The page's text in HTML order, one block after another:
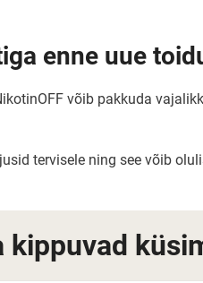
enne uue
võib pakkuda
tervisele ning see võib
kippuvad